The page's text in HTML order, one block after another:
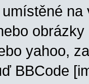
yahoo,
BBCode